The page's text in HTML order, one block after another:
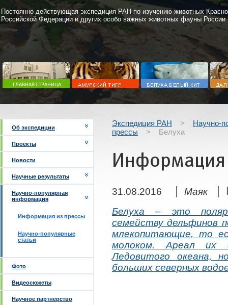
Постоянно действующая экспедиция РАН по изучению животных
Российской Федерации и других особо важных животных фауны России
Об экспедиции
Проекты
Новости
Научные результаты
Научно-популярная
информация
Информация из прессы
Научно-популярные
статьи
Фото
Видеосюжеты
Научное партнерство
Экспедиция РАН > Научно-
прессы > Белуха
Информация
31.08.2016 | Маяк|
Белуха – это
семейству дельфинов
млекопитающие, то
молоком. Ареал их
Ледовитого океана,
больших северных